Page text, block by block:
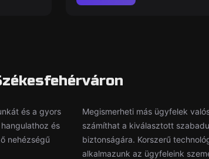
és a gyors
és
nehézségű
Megismerheti más ügyfelek
számíthat a kiválasztott
biztonságára. Korszerű
alkalmazunk az ügyfeleink